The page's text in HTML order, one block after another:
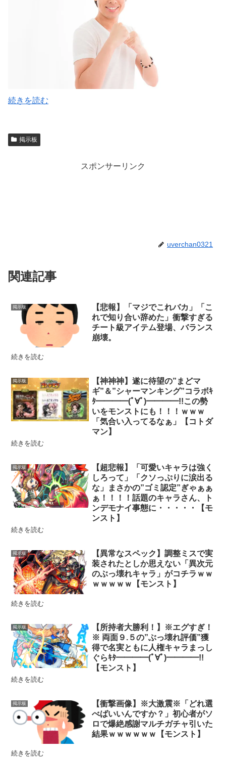
続きを読む
掲示板
スポンサーリンク
uverchan0321
関連記事
掲示板
【悲報】「マジでこれバカ」「こ
れで知り合い辞めた」衝撃すぎる
チート級アイテム登場、バランス
崩壊。
続きを読む
掲示板
【神神神】遂に待望の”まどマ
ギ”＆”シャーマンキング”コラボｷ
ﾀ━━━━(ﾟ∀ﾟ)━━━━!!この勢
いをモンストにも！！！ｗｗｗ
「気合い入ってるなぁ」【コトダ
マン】
続きを読む
掲示板
【超悲報】「可愛いキャラは強く
しろって」「クソっぷりに涙出る
な」まさかの”ゴミ認定”ぎゃぁぁ
ぁ！！！！話題のキャラさん、ト
ンデモナイ事態に・・・・・【モ
ンスト】
続きを読む
掲示板
【異常なスペック】調整ミスで実
装されたとしか思えない「異次元
のぶっ壊れキャラ」がコチラｗｗ
ｗｗｗｗｗ【モンスト】
続きを読む
掲示板
【所持者大勝利！】※エグすぎ！
※ 両面９.５の”ぶっ壊れ評価”獲
得で名実ともに人権キャラまっし
ぐらｷﾀ━━━━(ﾟ∀ﾟ)━━━━!!
【モンスト】
続きを読む
掲示板
【衝撃画像】※大激震※「どれ選
べばいいんですか？」初心者がソ
ロで爆絶感謝マルチガチャ引いた
結果ｗｗｗｗｗｗ【モンスト】
続きを読む